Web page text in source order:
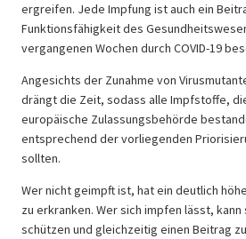
ergreifen. Jede Impfung ist auch ein
Funktionsfähigkeit des
vergangenen Wochen durch COVID-19
Angesichts der Zunahme von
drängt die Zeit, sodass alle Impfstoffe,
europäische Zulassungsbehörde
entsprechend der vorliegenden
sollten.
Wer nicht geimpft ist, hat ein deutlich
zu erkranken. Wer sich impfen lässt,
schützen und gleichzeitig einen Beitrag